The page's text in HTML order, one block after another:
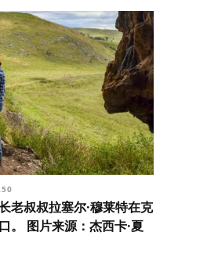
老叔叔拉塞尔·穆莱特在克
。 图片来源：杰西卡·夏